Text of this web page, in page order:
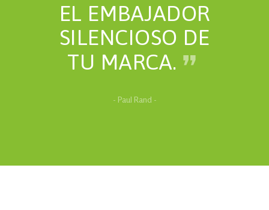
EL EMBAJADOR
SILENCIOSO DE
TU MARCA.
- Paul Rand -